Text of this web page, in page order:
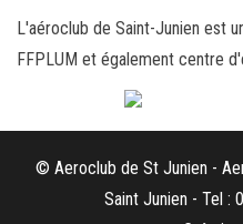
L'aéroclub de Saint-Junien est
FFPLUM et également centre
© Aeroclub de St Junien -
Saint Junien - Tel :